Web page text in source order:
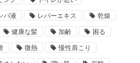
パ液 レバーエキス 乾燥
健康な髪 加齢 困る
微熱 慢性肩こり